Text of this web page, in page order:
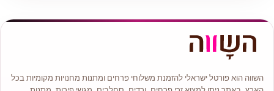
השווה הוא פורטל ישראלי להזמנת משלוחי פרחים ומתנות מחנויות מקומיות בכל